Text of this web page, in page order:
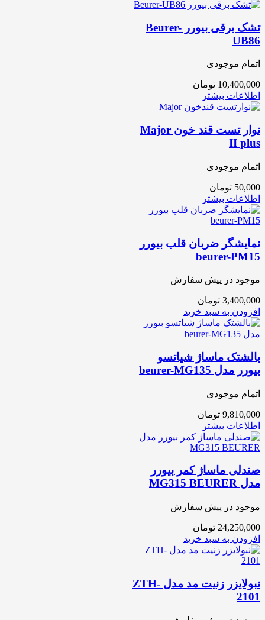
تشک برقی بیورر Beurer-
UB86
اتمام موجودی
10,400,000 تومان
اطلاعات بیشتر
نوار تست قند خون Major
II plus
اتمام موجودی
50,000 تومان
اطلاعات بیشتر
نمایشگر ضربان قلب بیورر
beurer-PM15
موجود در پیش سفارش
3,400,000 تومان
افزودن به سبد خرید
بالشتک ماساژ شیاتسو
بیورر مدل beurer-MG135
اتمام موجودی
9,810,000 تومان
اطلاعات بیشتر
صندلی ماساژ کمر بیورر
مدل MG315 BEURER
موجود در پیش سفارش
24,250,000 تومان
افزودن به سبد خرید
نبولایزر زنیت مد مدل ZTH-
2101